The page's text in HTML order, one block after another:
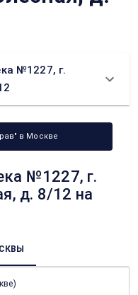
№1227, г.
в Москве
№1227, г.
д. 8/12 на
)